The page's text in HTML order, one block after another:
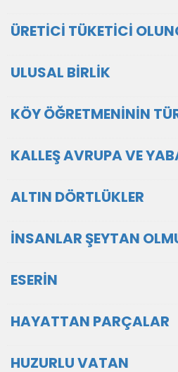
ÜRETİCİ TÜKETİCİ
ULUSAL BİRLİK
KÖY ÖĞRETMENİNİN
KALLEŞ AVRUPA VE
ALTIN DÖRTLÜKLER
İNSANLAR ŞEYTAN
ESERİN
HAYATTAN PARÇALAR
HUZURLU VATAN